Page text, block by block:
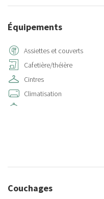
Équipements
Assiettes et couverts
Cafetière/théière
Cintres
Climatisation
Four à microondes
Internet sans fil
Couchages